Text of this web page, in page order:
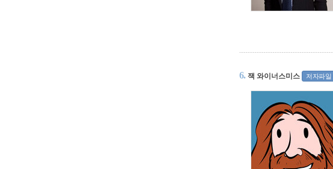
6. 잭 와이너스미스 저자파일